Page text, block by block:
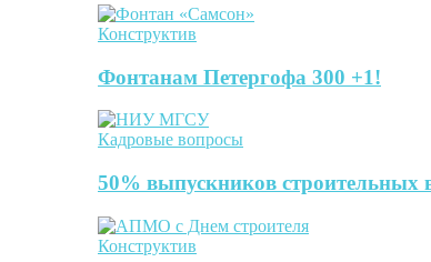
Конструктив
Фонтанам Петергофа 300 +1!
Кадровые вопросы
50% выпускников строительных
Конструктив